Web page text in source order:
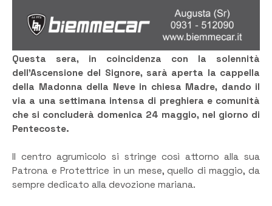
Questa sera, in coincidenza con la solennità
dell’Ascensione del Signore, sarà aperta la cappella
della Madonna della Neve in chiesa Madre, dando il
via a una settimana intensa di preghiera e comunità
che si concluderà domenica 24 maggio, nel giorno di
Pentecoste.
​Il centro agrumicolo si stringe così attorno alla sua
Patrona e Protettrice in un mese, quello di maggio, da
sempre dedicato alla devozione mariana.